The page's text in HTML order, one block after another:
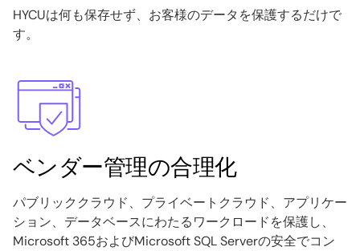
HYCUは何も保存せず、お客様のデータを保護するだけで
す。
Image
ベンダー管理の合理化
パブリッククラウド、プライベートクラウド、アプリケー
ション、データベースにわたるワークロードを保護し、
Microsoft 365およびMicrosoft SQL Serverの安全でコン